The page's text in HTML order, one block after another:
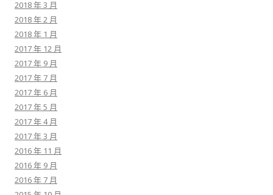
2018 年 3 月
2018 年 2 月
2018 年 1 月
2017 年 12 月
2017 年 9 月
2017 年 7 月
2017 年 6 月
2017 年 5 月
2017 年 4 月
2017 年 3 月
2016 年 11 月
2016 年 9 月
2016 年 7 月